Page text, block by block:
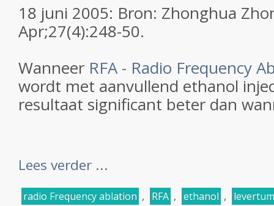
18 juni 2005: Bron: Zhonghua
Apr;27(4):248-50.
Wanneer RFA - Radio Frequency
wordt met aanvullend ethanol
resultaat significant beter dan
Lees verder ...
radio Frequency ablation , RFA , ethanol ,